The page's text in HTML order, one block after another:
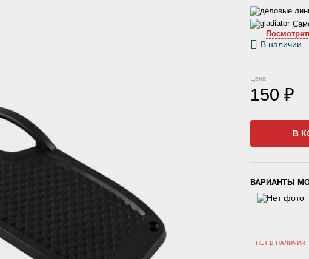
В наличии
Цена
150 ₽
В
ВАРИАНТЫ
НЕТ В НАЛИЧИИ